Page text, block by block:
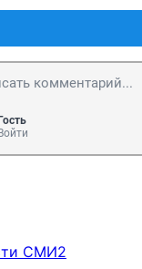
Гость
Войти
СМИ2